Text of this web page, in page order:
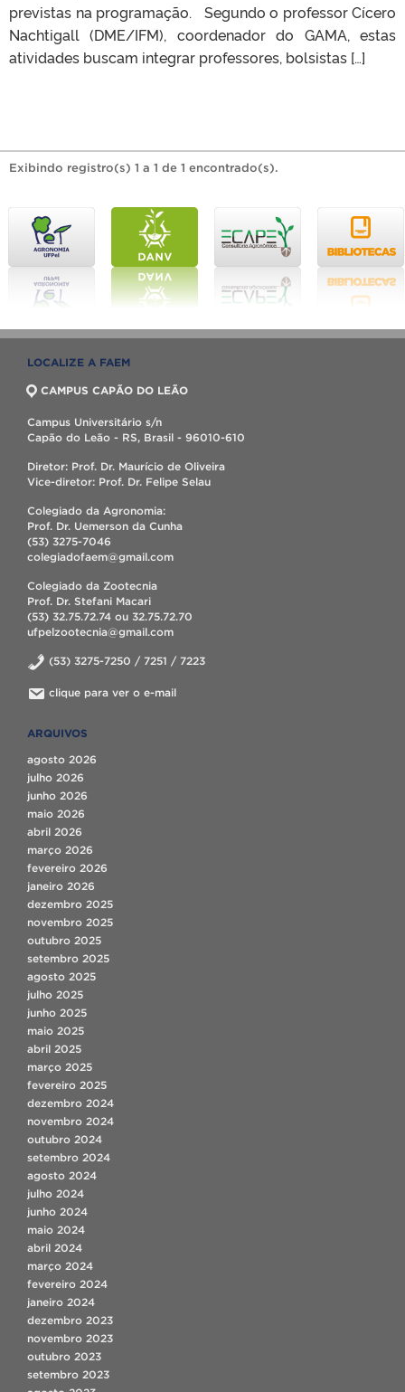
previstas na programação. Segundo o professor Cícero
Nachtigall (DME/IFM), coordenador do GAMA, estas
atividades buscam integrar professores, bolsistas […]
Exibindo registro(s) 1 a 1 de 1 encontrado(s).
LOCALIZE A FAEM
CAMPUS CAPÃO DO LEÃO
Campus Universitário s/n
Capão do Leão - RS, Brasil - 96010-610
Diretor: Prof. Dr. Maurício de Oliveira
Vice-diretor: Prof. Dr. Felipe Selau
Colegiado da Agronomia:
Prof. Dr. Uemerson da Cunha
(53) 3275-7046
colegiadofaem@gmail.com
Colegiado da Zootecnia
Prof. Dr. Stefani Macari
(53) 32.75.72.74 ou 32.75.72.70
ufpelzootecnia@gmail.com
(53) 3275-7250 / 7251 / 7223
clique para ver o e-mail
ARQUIVOS
agosto 2026
julho 2026
junho 2026
maio 2026
abril 2026
março 2026
fevereiro 2026
janeiro 2026
dezembro 2025
novembro 2025
outubro 2025
setembro 2025
agosto 2025
julho 2025
junho 2025
maio 2025
abril 2025
março 2025
fevereiro 2025
dezembro 2024
novembro 2024
outubro 2024
setembro 2024
agosto 2024
julho 2024
junho 2024
maio 2024
abril 2024
março 2024
fevereiro 2024
janeiro 2024
dezembro 2023
novembro 2023
outubro 2023
setembro 2023